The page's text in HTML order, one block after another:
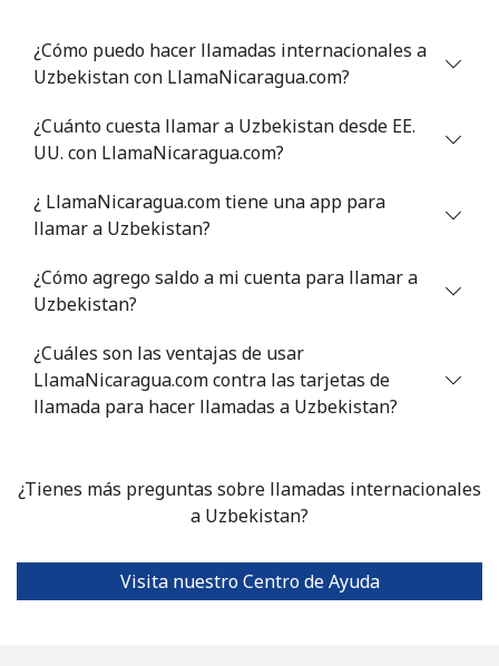
Montevideo ⁦6.5¢⁩
153 min por
Us Virgin Islands
⁦$10⁩
⁦$10⁩
Celular ⁦16.9¢⁩
59 min por
Tashkent
60 min por
⁦$10⁩
¿Cómo puedo hacer llamadas internacionales a
Uzbekistan con LlamaNicaragua.com?
¿Cuánto cuesta llamar a Uzbekistan desde EE.
UU. con LlamaNicaragua.com?
¿ LlamaNicaragua.com tiene una app para
llamar a Uzbekistan?
¿Cómo agrego saldo a mi cuenta para llamar a
Uzbekistan?
¿Cuáles son las ventajas de usar
LlamaNicaragua.com contra las tarjetas de
llamada para hacer llamadas a Uzbekistan?
¿Tienes más preguntas sobre llamadas internacionales
a Uzbekistan?
Visita nuestro Centro de Ayuda